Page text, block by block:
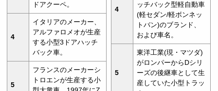
ドアクーペ。
4
イタリアのメーカー、
アルファロメオが生産
する小型3ドアハッチ
バック車。
5
フランスのメーカーシ
トロエンが生産する小
4
ッチバック型軽自動車
(軽セダン/軽ボンネッ
トバン)のブランド、
および車名。
5
東洋工業(現・マツダ)
がロンパーからDシリ
ーズの後継車として生
産していた小型トラッ